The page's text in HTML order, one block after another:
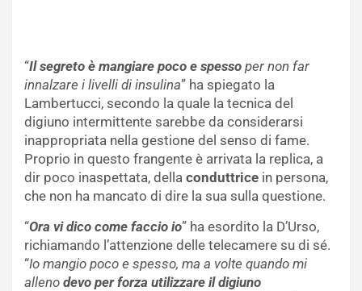
“Il segreto è mangiare poco e spesso per non far
innalzare i livelli di insulina” ha spiegato la
Lambertucci, secondo la quale la tecnica del
digiuno intermittente sarebbe da considerarsi
inappropriata nella gestione del senso di fame.
Proprio in questo frangente è arrivata la replica, a
dir poco inaspettata, della conduttrice in persona,
che non ha mancato di dire la sua sulla questione.
“Ora vi dico come faccio io” ha esordito la D’Urso,
richiamando l’attenzione delle telecamere su di sé.
“Io mangio poco e spesso, ma a volte quando mi
alleno devo per forza utilizzare il digiuno